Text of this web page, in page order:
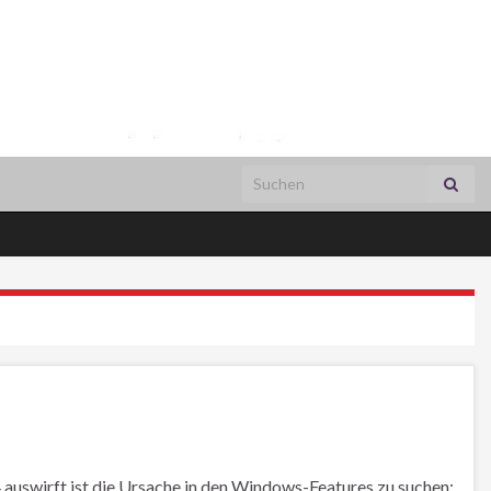
Search for:
ist die Ursache in den Windows-Features zu suchen: